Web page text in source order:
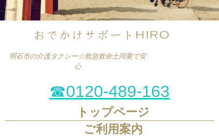
明石市の介護タクシー☆救急救命士同乗で安
心
☎0120-489-163
トップページ
ご利用案内